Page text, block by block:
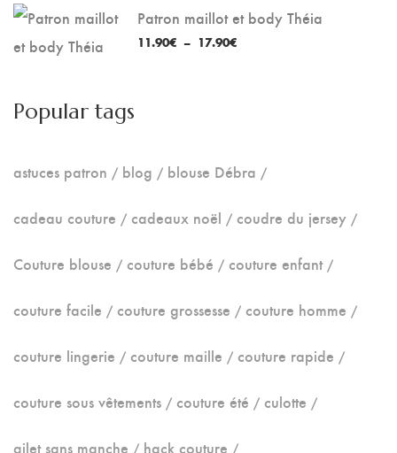
9.90€
à
17.90€
Patron maillot et body Théia
11.90€ – 17.90€Plage
Popular tags
astuces patron blog blouse Débra
cadeau couture cadeaux noël coudre du jersey
Couture blouse couture bébé couture enfant
couture facile couture grossesse couture homme
couture lingerie couture maille couture rapide
couture sous vêtements couture été culotte
gilet sans manche hack couture